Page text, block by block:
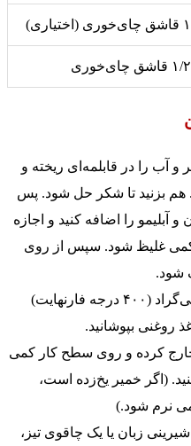
۱ قاشق چای‌خوری (اختیاری)
۱/۲ قاشق چای‌خوری
و آب را در قابلمه‌ای ریخته و
هم بزنید تا شکر حل شود. پس
آبلیمو را اضافه کنید و اجازه
تا کمی غلیظ شود. سپس از روی
شود.
فر را با دمای ۲۰۰ درجه سانتی‌گراد (۴۰۰ درجه فارنهایت)
روغنی بپوشانید.
خارج کرده و روی سطح کار کمی
(اگر خمیر یخ‌زده است،
نرم شود.)
زبان یا یک چاقوی تیز،